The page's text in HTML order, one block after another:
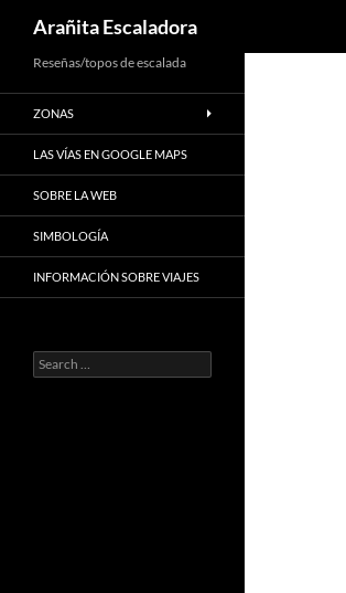
to
content
Arañita Escaladora
Reseñas/topos de escalada
ZONAS
LAS VÍAS EN GOOGLE MAPS
SOBRE LA WEB
SIMBOLOGÍA
INFORMACIÓN SOBRE VIAJES
Search
for: